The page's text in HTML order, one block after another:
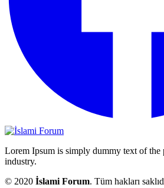
Lorem Ipsum is simply dummy text of the
industry.
© 2020 İslami Forum. Tüm hakları